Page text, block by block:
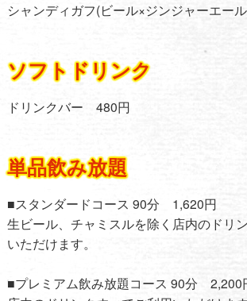
シャンディガフ(ビール×ジンジャーエー
ソフトドリンク
ドリンクバー 480円
単品飲み放題
■スタンダードコース 90分 1,620円
生ビール、チャミスルを除く店内のドリ
いただけます。
■プレミアム飲み放題コース 90分 2,200